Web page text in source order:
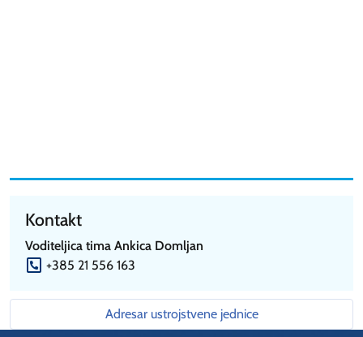
Kontakt
Voditeljica tima Ankica Domljan
P +385 21 556 163
Adresar ustrojstvene jednice